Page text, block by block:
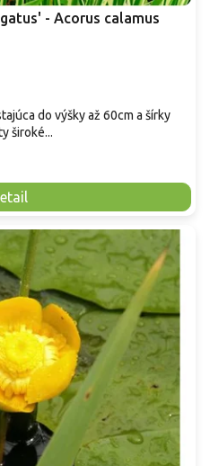
- Acorus calamus
do výšky až 60cm a šírky
široké...